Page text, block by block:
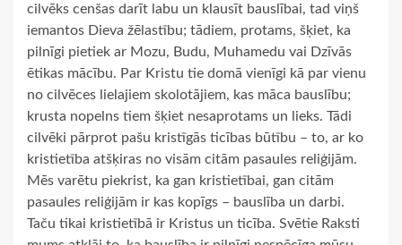
cilvēks cenšas darīt labu un klausīt bauslībai, tad viņš
iemantos Dieva žēlastību; tādiem, protams, šķiet, ka
pilnīgi pietiek ar Mozu, Budu, Muhamedu vai Dzīvās
ētikas mācību. Par Kristu tie domā vienīgi kā par vienu
no cilvēces lielajiem skolotājiem, kas māca bauslību;
krusta nopelns tiem šķiet nesaprotams un lieks. Tādi
cilvēki pārprot pašu kristīgās ticības būtību – to, ar ko
kristietība atšķiras no visām citām pasaules reliģijām.
Mēs varētu piekrist, ka gan kristietībai, gan citām
pasaules reliģijām ir kas kopīgs – bauslība un darbi.
Taču tikai kristietībā ir Kristus un ticība. Svētie Raksti